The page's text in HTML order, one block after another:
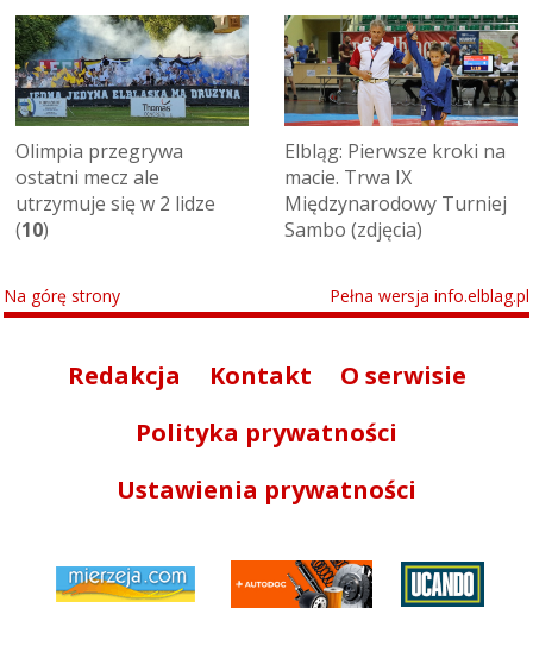
Olimpia przegrywa
ostatni mecz ale
utrzymuje się w 2 lidze
(10)
Elbląg: Pierwsze kroki na
macie. Trwa IX
Międzynarodowy Turniej
Sambo (zdjęcia)
Na górę strony Pełna wersja info.elblag.pl
Redakcja Kontakt
O serwisie
Polityka prywatności
Ustawienia prywatności